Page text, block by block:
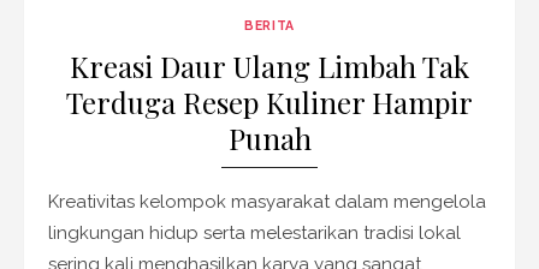
BERITA
Kreasi Daur Ulang Limbah Tak
Terduga Resep Kuliner Hampir
Punah
Kreativitas kelompok masyarakat dalam mengelola
lingkungan hidup serta melestarikan tradisi lokal
sering kali menghasilkan karya yang sangat